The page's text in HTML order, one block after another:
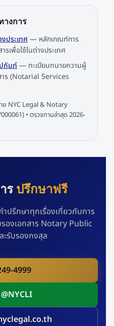
างการ
ประเทศ — หลักเกณฑ์การ
เพื่อใช้ในต่างประเทศ
ถัมภ์— ทะเบียนทนายความผู้
าร (Notarial Services
ย NYC Legal & Notary
• ตรวจทานล่าสุด 2026-
รปรึกษาฟรี
ปรึกษาทุกเรื่องเกี่ยวกับการ
องเอกสาร Notary Public
ะรับรองกงสุล
4999